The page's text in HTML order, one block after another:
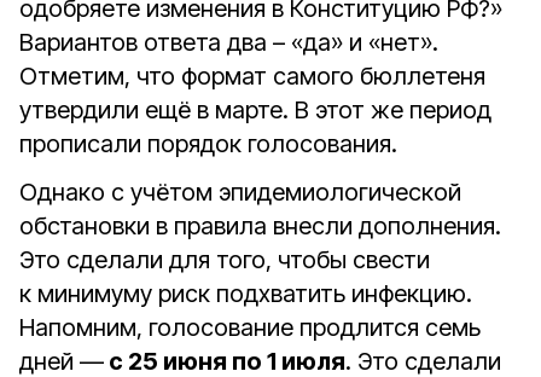
одобряете изменения в Конституцию РФ?»
Вариантов ответа два – «да» и «нет».
Отметим, что формат самого бюллетеня
утвердили ещё в марте. В этот же период
прописали порядок голосования.
Однако с учётом эпидемиологической
обстановки в правила внесли дополнения.
Это сделали для того, чтобы свести
к минимуму риск подхватить инфекцию.
Напомним, голосование продлится семь
дней — с 25 июня по 1 июля. Это сделали